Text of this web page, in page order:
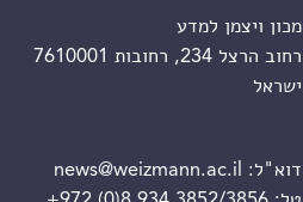
מכון ויצמן למדע
רחוב הרצל 234, רחובות 7610001
ישראל
דוא"ל:
news@weizmann.ac.il